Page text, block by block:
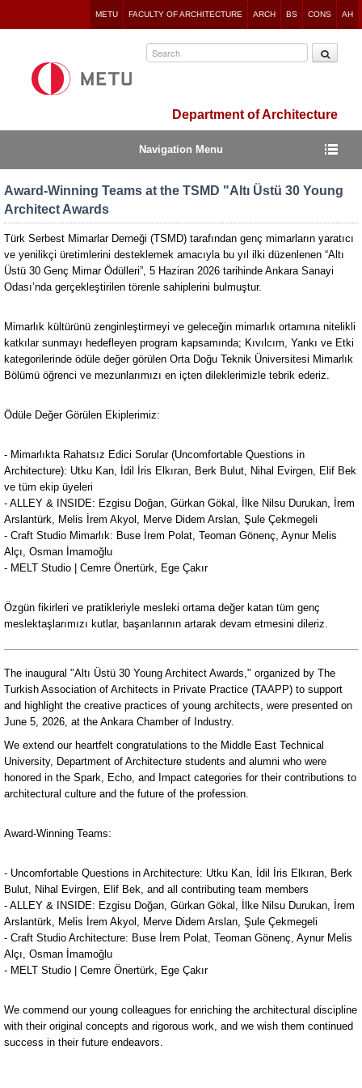
to
METU FACULTY OF ARCHITECTURE ARCH BS CONS AH
Department of Architecture
Navigation Menu
Award-Winning Teams at the TSMD "Altı Üstü 30 Young
Architect Awards
Türk Serbest Mimarlar Derneği (TSMD) tarafından genç mimarların yaratıcı
ve yenilikçi üretimlerini desteklemek amacıyla bu yıl ilki düzenlenen “Altı
Üstü 30 Genç Mimar Ödülleri”, 5 Haziran 2026 tarihinde Ankara Sanayi
Odası’nda gerçekleştirilen törenle sahiplerini bulmuştur.
Mimarlık kültürünü zenginleştirmeyi ve geleceğin mimarlık ortamına nitelikli
katkılar sunmayı hedefleyen program kapsamında; Kıvılcım, Yankı ve Etki
kategorilerinde ödüle değer görülen Orta Doğu Teknik Üniversitesi Mimarlık
Bölümü öğrenci ve mezunlarımızı en içten dileklerimizle tebrik ederiz.
Ödüle Değer Görülen Ekiplerimiz:
- Mimarlıkta Rahatsız Edici Sorular (Uncomfortable Questions in
Architecture): Utku Kan, İdil İris Elkıran, Berk Bulut, Nihal Evirgen, Elif Bek
ve tüm ekip üyeleri
- ALLEY & INSIDE: Ezgisu Doğan, Gürkan Gökal, İlke Nilsu Durukan, İrem
Arslantürk, Melis İrem Akyol, Merve Didem Arslan, Şule Çekmegeli
- Craft Studio Mimarlık: Buse İrem Polat, Teoman Gönenç, Aynur Melis
Alçı, Osman İmamoğlu
- MELT Studio | Cemre Önertürk, Ege Çakır
Özgün fikirleri ve pratikleriyle mesleki ortama değer katan tüm genç
meslektaşlarımızı kutlar, başarılarının artarak devam etmesini dileriz.
The inaugural "Altı Üstü 30 Young Architect Awards," organized by The
Turkish Association of Architects in Private Practice (TAAPP) to support
and highlight the creative practices of young architects, were presented on
June 5, 2026, at the Ankara Chamber of Industry.
We extend our heartfelt congratulations to the Middle East Technical
University, Department of Architecture students and alumni who were
honored in the Spark, Echo, and Impact categories for their contributions to
architectural culture and the future of the profession.
Award-Winning Teams:
- Uncomfortable Questions in Architecture: Utku Kan, İdil İris Elkıran, Berk
Bulut, Nihal Evirgen, Elif Bek, and all contributing team members
- ALLEY & INSIDE: Ezgisu Doğan, Gürkan Gökal, İlke Nilsu Durukan, İrem
Arslantürk, Melis İrem Akyol, Merve Didem Arslan, Şule Çekmegeli
- Craft Studio Architecture: Buse İrem Polat, Teoman Gönenç, Aynur Melis
Alçı, Osman İmamoğlu
- MELT Studio | Cemre Önertürk, Ege Çakır
We commend our young colleagues for enriching the architectural discipline
with their original concepts and rigorous work, and we wish them continued
success in their future endeavors.